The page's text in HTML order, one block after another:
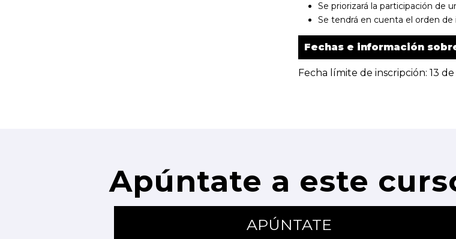
Se priorizará la participación de
Se tendrá en cuenta el orden de
Fechas e información
Fecha límite de inscripción: 13
Apúntate a este
APÚNTATE